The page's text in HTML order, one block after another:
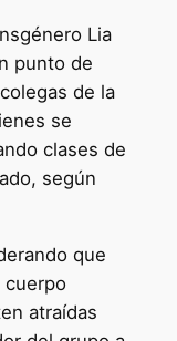
Lia
punto de
de la
se
clases de
según
que
cuerpo
atraídas